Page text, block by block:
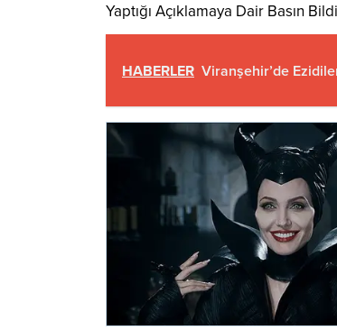
Yaptığı Açıklamaya Dair Basın
HABERLER Viranşehir’de